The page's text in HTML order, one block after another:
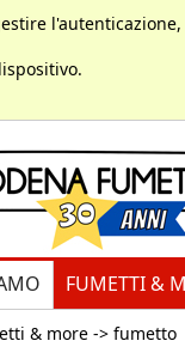
FUMETTI &
& more -> fumetto